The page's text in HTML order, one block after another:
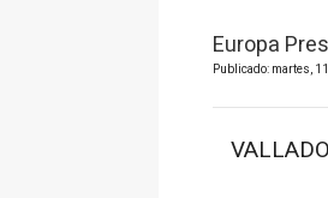
Europa
Publicado: martes,